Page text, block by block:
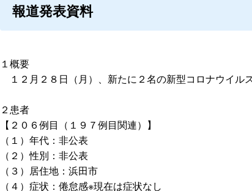
報道発表資料
１概要
１２月２８日（月）、新たに２名の新型コロナウイル
２患者
【２０６例目（１９７例目関連）】
（１）年代：非公表
（２）性別：非公表
（３）居住地：浜田市
（４）症状：倦怠感※現在は症状なし